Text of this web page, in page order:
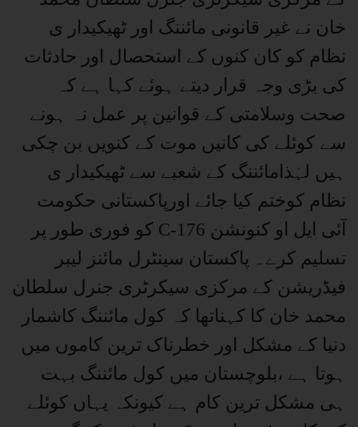
خان نے غیر قانونی مائننگ اور ٹھیکیدار ی
نظام کو کان کنوں کے استحصال اور حادثات
کی بڑی وجہ قرار دیتے ہوئے کہا ہے کہ
صحت وسلامتی کے قوانین پر عمل نہ ہونے
سے کوئلے کی کانیں موت کے کنویں بن چکی
ہیں لہٰذامائننگ کے شعبے سے ٹھیکیدار ی
نظام کوختم کیا جائے اورپاکستانی حکومت
آئی ایل او کنونشن C-176 کو فوری طور پر
تسلیم کرے۔ پاکستان سینٹرل مائنز لیبر
فیڈریشن کے مرکزی سیکرٹری جنرل سلطان
محمد خان کا کہناتھا کہ کول مائننگ کاشمار
دنیا کے مشکل اور خطرناک ترین کاموں میں
ہوتا ہے ،بلوچستان میں کول مائننگ بہت
ہی مشکل ترین کام ہے کیونکہ یہاں کوئلے